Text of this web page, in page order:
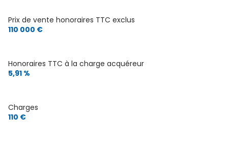
Prix de vente honoraires TTC exclus
110 000 €
Honoraires TTC à la charge acquéreur
5,91 %
Charges
110 €